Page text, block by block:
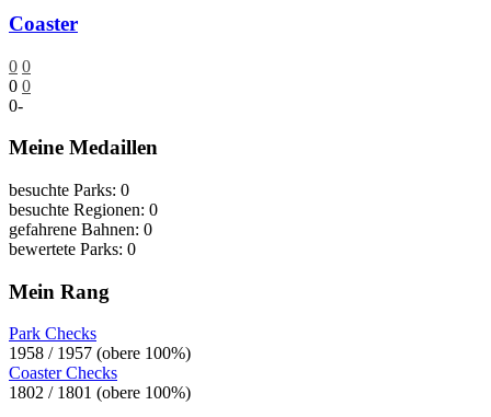
Coaster
0 0
0 0
0-
Meine Medaillen
besuchte Parks: 0
besuchte Regionen: 0
gefahrene Bahnen: 0
bewertete Parks: 0
Mein Rang
Park Checks
1958 / 1957 (obere 100%)
Coaster Checks
1802 / 1801 (obere 100%)